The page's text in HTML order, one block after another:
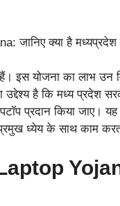
इस योजना का लाभ उन
है कि मध्य प्रदेश
प्रदान किया जाए।
ध्येय के साथ काम